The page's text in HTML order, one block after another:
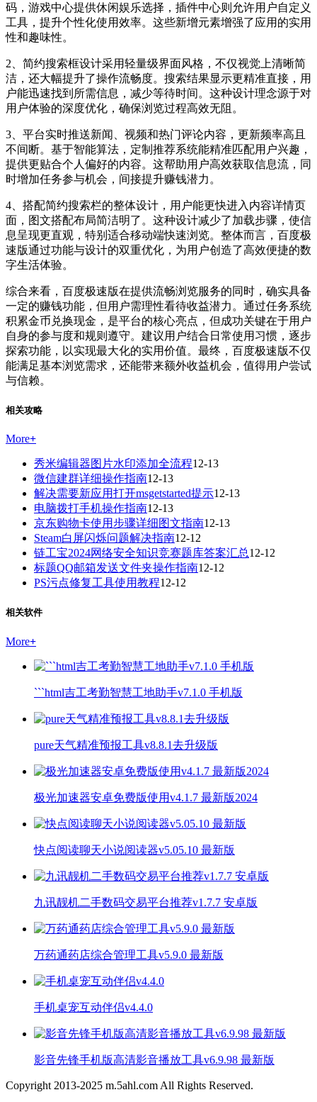
码，游戏中心提供休闲娱乐选择，插件中心则允许用户自定义
工具，提升个性化使用效率。这些新增元素增强了应用的实用
性和趣味性。
2、简约搜索框设计采用轻量级界面风格，不仅视觉上清晰简
洁，还大幅提升了操作流畅度。搜索结果显示更精准直接，用
户能迅速找到所需信息，减少等待时间。这种设计理念源于对
用户体验的深度优化，确保浏览过程高效无阻。
3、平台实时推送新闻、视频和热门评论内容，更新频率高且
不间断。基于智能算法，定制推荐系统能精准匹配用户兴趣，
提供更贴合个人偏好的内容。这帮助用户高效获取信息流，同
时增加任务参与机会，间接提升赚钱潜力。
4、搭配简约搜索栏的整体设计，用户能更快进入内容详情页
面，图文搭配布局简洁明了。这种设计减少了加载步骤，使信
息呈现更直观，特别适合移动端快速浏览。整体而言，百度极
速版通过功能与设计的双重优化，为用户创造了高效便捷的数
字生活体验。
综合来看，百度极速版在提供流畅浏览服务的同时，确实具备
一定的赚钱功能，但用户需理性看待收益潜力。通过任务系统
积累金币兑换现金，是平台的核心亮点，但成功关键在于用户
自身的参与度和规则遵守。建议用户结合日常使用习惯，逐步
探索功能，以实现最大化的实用价值。最终，百度极速版不仅
能满足基本浏览需求，还能带来额外收益机会，值得用户尝试
与信赖。
相关攻略
More+
秀米编辑器图片水印添加全流程12-13
微信建群详细操作指南12-13
解决需要新应用打开msgetstarted提示12-13
电脑拨打手机操作指南12-13
京东购物卡使用步骤详细图文指南12-13
Steam白屏闪烁问题解决指南12-12
链工宝2024网络安全知识竞赛题库答案汇总12-12
标题QQ邮箱发送文件夹操作指南12-12
PS污点修复工具使用教程12-12
相关软件
More+
```html吉工考勤智慧工地助手v7.1.0 手机版
pure天气精准预报工具v8.8.1去升级版
极光加速器安卓免费版使用v4.1.7 最新版2024
快点阅读聊天小说阅读器v5.05.10 最新版
九讯靓机二手数码交易平台推荐v1.7.7 安卓版
万药通药店综合管理工具v5.9.0 最新版
手机桌宠互动伴侣v4.4.0
影音先锋手机版高清影音播放工具v6.9.98 最新版
Copyright 2013-2025 m.5ahl.com All Rights Reserved.